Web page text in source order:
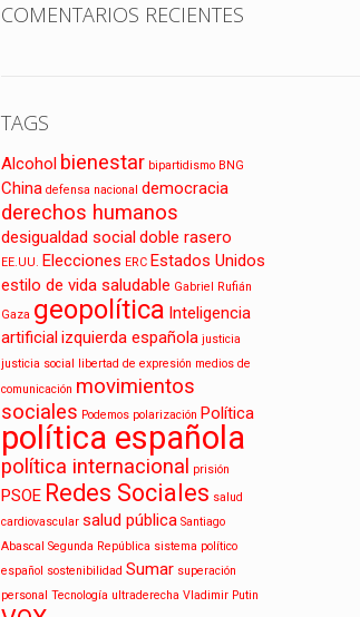
COMENTARIOS RECIENTES
TAGS
Alcohol bienestar bipartidismo BNG
China defensa nacional democracia
derechos humanos
desigualdad socialdoble rasero
EE.UU. Elecciones ERC Estados Unidos
estilo de vida saludable Gabriel Rufián
Gaza geopolítica Inteligencia
artificializquierda española justicia
justicia social libertad de expresión medios de
comunicación movimientos
sociales Podemos polarización Política
política española
política internacional prisión
PSOE Redes Sociales salud
cardiovascular salud pública Santiago
Abascal Segunda República sistema político
español sostenibilidad Sumar superación
personal Tecnología ultraderecha Vladimir Putin